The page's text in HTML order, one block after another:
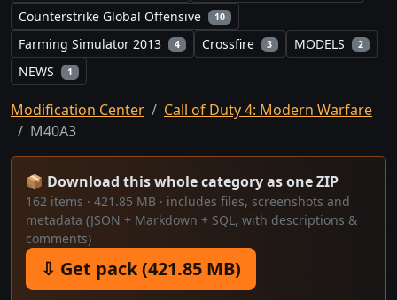
Counterstrike Global Offensive 10
Farming Simulator 2013 4 Crossfire 3 MODELS 2
NEWS 1
Modification Center
Call of Duty 4: Modern Warfare
M40A3
📦 Download this whole category as one ZIP
162 items · 421.85 MB · includes files, screenshots and
metadata (JSON + Markdown + SQL, with descriptions &
comments)
⇩ Get pack (421.85 MB)